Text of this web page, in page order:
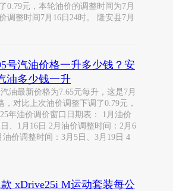
0.79元，本轮油价的调整时间为7月
调整时间7月16日24时。 隆安县7月
号汽油价格一升多少钱？安
油多少钱一升
油最新价格为7.65元每升，这是7月
，对比上次油价调整下调了0.79元，
年油价调价窗口日期表： 1月油价
、1月16日 2月油价调整时间：2月6
油价调整时间：3月5日、3月19日 4
xDrive25i M运动套装每公